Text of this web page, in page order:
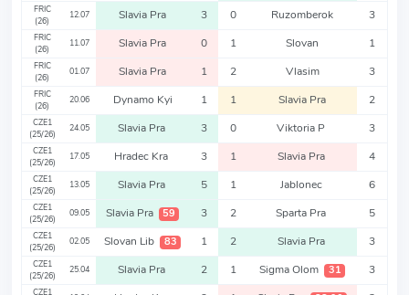
FRIC
(26)
12.07 Slavia Pra 3 0 Ruzomberok 3
FRIC
(26)
11.07 Slavia Pra 0 1 Slovan 1
FRIC
(26)
01.07 Slavia Pra 1 2 Vlasim 3
FRIC
(26)
20.06 Dynamo Kyi 1 1 Slavia Pra 2
CZE1
(25/26)
24.05 Slavia Pra 3 0 Viktoria P 3
CZE1
(25/26)
17.05 Hradec Kra 3 1 Slavia Pra 4
CZE1
(25/26)
13.05 Slavia Pra 5 1 Jablonec 6
CZE1
(25/26)
09.05 Slavia Pra 59 3 2 Sparta Pra 5
CZE1
(25/26)
02.05 Slovan Lib 83 1 2 Slavia Pra 3
CZE1
(25/26)
25.04 Slavia Pra 2 1 Sigma Olom 31 3
CZE1